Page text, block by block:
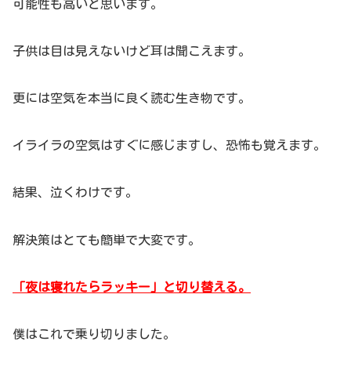
可能性も高いと思います。
子供は目は見えないけど耳は聞こえます。
更には空気を本当に良く読む生き物です。
イライラの空気はすぐに感じますし、恐怖も覚えます。
結果、泣くわけです。
解決策はとても簡単で大変です。
「夜は寝れたらラッキー」と切り替える。
僕はこれで乗り切りました。